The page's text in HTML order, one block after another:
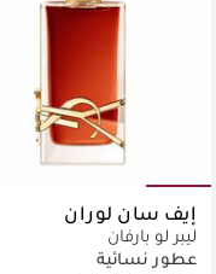
إيف سان لوران
ليبر لو بارفان
عطور نسائية